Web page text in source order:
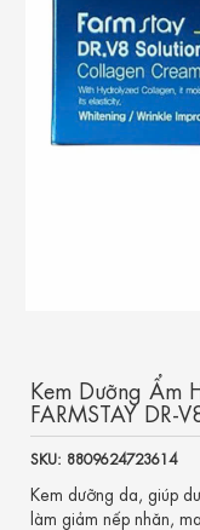
Kem Dưỡng Ẩm
FARMSTAY DR-
SKU: 8809624723614
Kem dưỡng da, giúp
làm giảm nếp nhăn,